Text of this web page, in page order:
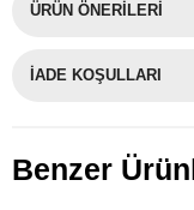
ÜRÜN ÖNERILERI
İADE KOŞULLARI
Benzer